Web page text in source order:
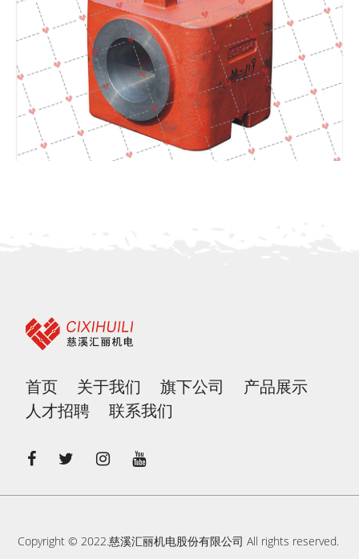
首页 关于我们 旗下公司
产品展示
人才招聘
联系我们
Copyright © 2022.慈溪汇丽机电股份有限公司 All rights reserved.